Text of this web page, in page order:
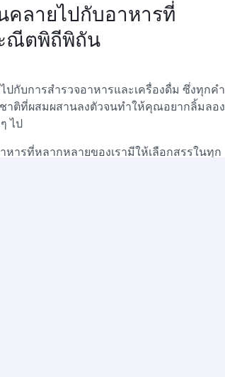
คลายไปกับอาหารที่
ณีตพิถีพิถัน
ปกับการสำรวจอาหารและเครื่องดื่ม ซึ่งทุกคำ
าติที่ผสมผสานลงตัวจนทำให้คุณอยากลิ้มลอง
ไป
หารที่หลากหลายของเรามีให้เลือกสรรในทุก